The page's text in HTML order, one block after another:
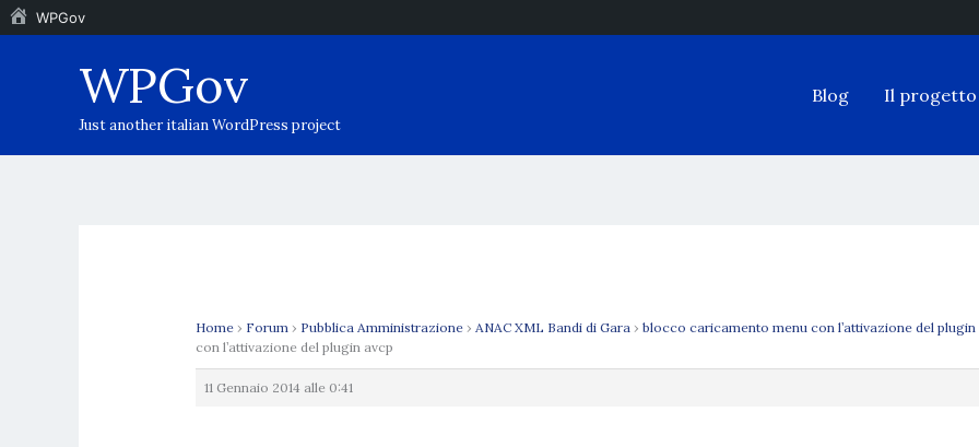
WPGov
WPGov
Just another italian WordPress project
Blog Il progetto
Home › Forum › Pubblica Amministrazione › ANAC XML Bandi di Gara › blocco caricamento menu con l’attivazione del plugin
con l’attivazione del plugin avcp
11 Gennaio 2014 alle 0:41